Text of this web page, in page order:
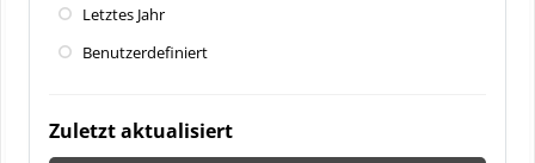
Letztes Jahr
Benutzerdefiniert
Zuletzt aktualisiert